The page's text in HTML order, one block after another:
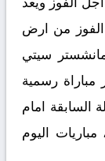
الفوز من ارض
سيتي
مباراة رسمية
السابقة امام
اليوم